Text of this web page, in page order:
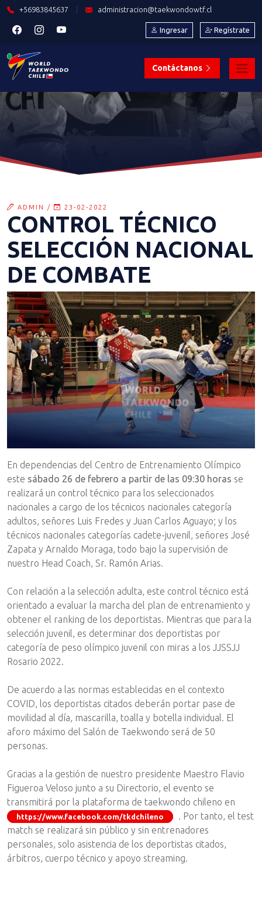
+56983845637 administracion@taekwondowtf.cl
Ingresar Regístrate
Contáctanos
ADMIN / 23-02-2022
CONTROL TÉCNICO
SELECCIÓN NACIONAL
DE COMBATE
En dependencias del Centro de Entrenamiento Olímpico
este sábado 26 de febrero a partir de las 09:30 horas se
realizará un control técnico para los seleccionados
nacionales a cargo de los técnicos nacionales categoría
adultos, señores Luis Fredes y Juan Carlos Aguayo; y los
técnicos nacionales categorías cadete-juvenil, señores José
Zapata y Arnaldo Moraga, todo bajo la supervisión de
nuestro Head Coach, Sr. Ramón Arias.
Con relación a la selección adulta, este control técnico está
orientado a evaluar la marcha del plan de entrenamiento y
obtener el ranking de los deportistas. Mientras que para la
selección juvenil, es determinar dos deportistas por
categoría de peso olímpico juvenil con miras a los JJSSJJ
Rosario 2022.
De acuerdo a las normas establecidas en el contexto
COVID, los deportistas citados deberán portar pase de
movilidad al día, mascarilla, toalla y botella individual. El
aforo máximo del Salón de Taekwondo será de 50
personas.
Gracias a la gestión de nuestro presidente Maestro Flavio
Figueroa Veloso junto a su Directorio, el evento se
transmitirá por la plataforma de taekwondo chileno en
https://www.facebook.com/tkdchileno
. Por tanto, el test
match se realizará sin público y sin entrenadores
personales, solo asistencia de los deportistas citados,
árbitros, cuerpo técnico y apoyo streaming.